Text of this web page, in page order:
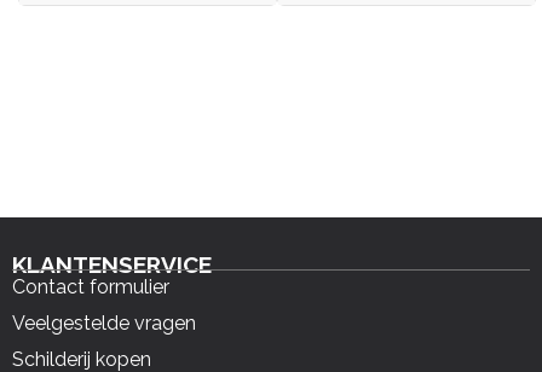
KLANTENSERVICE
Contact formulier
Veelgestelde vragen
Schilderij kopen